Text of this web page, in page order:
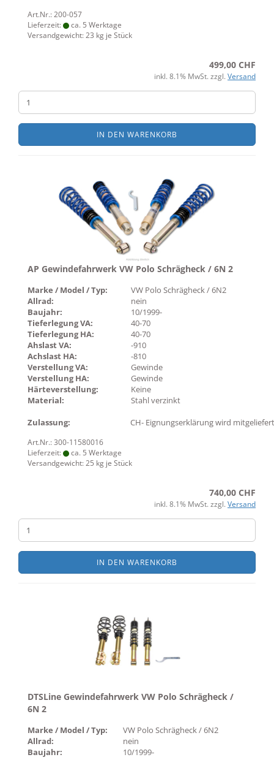
Art.Nr.: 200-057
Lieferzeit:
ca. 5 Werktage
Versandgewicht:23 kg je Stück
499,00 CHF
inkl. 8.1% MwSt. zzgl. Versand
IN DEN WARENKORB
AP Gewindefahrwerk VW Polo Schrägheck / 6N 2
Marke / Model / Typ:
VW Polo Schrägheck / 6N2
Allrad:
nein
Baujahr:
10/1999-
Tieferlegung VA:
40-70
Tieferlegung HA:
40-70
Ahslast VA:
-910
Achslast HA:
-810
Verstellung VA:
Gewinde
Verstellung HA:
Gewinde
Härteverstellung:
Keine
Material:
Stahl verzinkt
Zulassung:
CH- Eignungserklärung wird mitgeliefert
Art.Nr.: 300-11580016
Lieferzeit:
ca. 5 Werktage
Versandgewicht:25 kg je Stück
740,00 CHF
inkl. 8.1% MwSt. zzgl. Versand
IN DEN WARENKORB
DTSLine Gewindefahrwerk VW Polo Schrägheck /
6N 2
Marke / Model / Typ:
VW Polo Schrägheck / 6N2
Allrad:
nein
Baujahr:
10/1999-